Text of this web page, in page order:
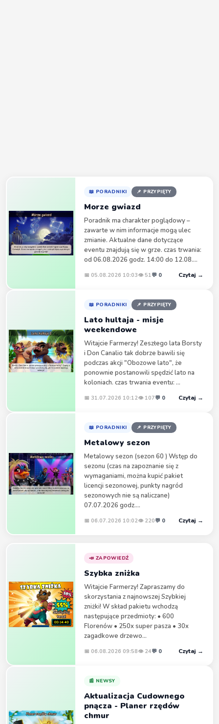
📖 PORADNIKI 📌 PRZYPIĘTY
Morze gwiazd
Poradnik ma charakter poglądowy –
zawarte w nim informacje mogą ulec
zmianie. Aktualne dane dotyczące
eventu znajdują się w grze. czas trwania:
od 06.08.2026 godz. 14:00 do 12.08....
📅 05.08.2026 10:03👁 51💬 0 Czytaj →
📖 PORADNIKI 📌 PRZYPIĘTY
Lato hultaja - misje
weekendowe
Witajcie Farmerzy! Zeszłego lata Borsty
i Don Canalio tak dobrze bawili się
podczas akcji "Obozowe lato", że
ponownie postanowili spędzić lato na
koloniach. czas trwania eventu: ...
📅 31.07.2026 10:12👁 107💬 0 Czytaj →
📖 PORADNIKI 📌 PRZYPIĘTY
Metalowy sezon
Metalowy sezon (sezon 60 ) Wstęp do
sezonu (czas na zapoznanie się z
wymaganiami, można kupić pakiet
licencji sezonowej, punkty nagród
sezonowych nie są naliczane)
07.07.2026 godz....
📅 06.07.2026 10:02👁 220💬 0 Czytaj →
📣 ZAPOWIEDŹ
Szybka zniżka
Witajcie Farmerzy! Zapraszamy do
skorzystania z najnowszej Szybkiej
zniżki! W skład pakietu wchodzą
następujące przedmioty: • 600
Florenów • 250x super pasza • 30x
zagadkowe drzewo...
📅 06.08.2026 09:58👁 24💬 0 Czytaj →
📰 NEWSY
Aktualizacja Cudownego
pnącza - Planer rzędów
chmur
wszystkie sa zablokowane
Gram od początku i nagle jesteś zablokowany przez
adm. co jest grane
belle 8 12:10
witam, też mam problem z farmeramą, zablokowane
konto przez admina. Może pomożecie jak to
zareklamować. Wiem na 100 procent że nie mam
napisanie do pomocy technicznej ze strony
głównej, trzeba chyba po angielsku bo nie wysyła.
belle 8
acha, jeszcze mam pytanie, czy blokada farmeramy
nie powinna być powiadomiona na meila? co
myślicie?
kenaj1313 15:03
Ja też jestem zablokowany nie wiem dlaczego ale
kenaj1313
tu jest link do pomocy technicznej - https://accoun
tcenter.bpsecure.com/Support?pid=171&lang=pl
&_gl=1*11pqvfg*_gcl_au*NTc2NDc4MjU4LjE3Nzk
2NDgxODU.
DAvSON 00:00
Na niemieckim forum gracze piszą, że pomogło
odinstalowanie i zainstalowanie ponowne klienta
(aplikacji gry). Albo logować się przez stronę
DAvSON dzięki za odpowiedź i poradę. Spróbuję coś
Szanowni farmerzy
Przepisałem od nowa
pomocnik farmera. Teraz jest w formie strony a nie
osobnej aplikacji. Nic nie trzeba instalować. Są
alarmy etc i zaktualizowana baza danych.
https://wasza-farma.pl/pomocnik/pomocnik.html
13:42
Dodałem też po lewej stronie w dziale inne link do
Pomocnika Farmera 2.0